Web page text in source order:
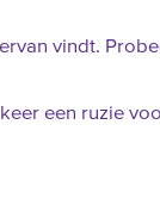
vindt.
een ruzie